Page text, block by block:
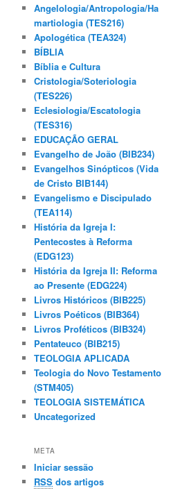
Angelologia/Antropologia/Ha
martiologia (TES216)
Apologética (TEA324)
BÍBLIA
Bíblia e Cultura
Cristologia/Soteriologia
(TES226)
Eclesiologia/Escatologia
(TES316)
EDUCAÇÃO GERAL
Evangelho de João (BIB234)
Evangelhos Sinópticos (Vida
de Cristo BIB144)
Evangelismo e Discipulado
(TEA114)
História da Igreja I:
Pentecostes à Reforma
(EDG123)
História da Igreja II: Reforma
ao Presente (EDG224)
Livros Históricos (BIB225)
Livros Poéticos (BIB364)
Livros Proféticos (BIB324)
Pentateuco (BIB215)
TEOLOGIA APLICADA
Teologia do Novo Testamento
(STM405)
TEOLOGIA SISTEMÁTICA
Uncategorized
META
Iniciar sessão
RSS dos artigos